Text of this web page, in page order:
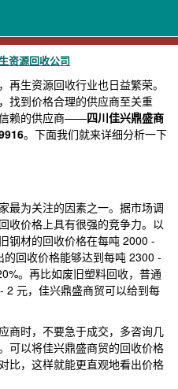
资源回收公司
生资源回收行业也日益繁荣。
找到价格合理的供应商至关重
信赖的供应商——四川佳兴鼎盛商
。下面我们就来详细分析一下
最为关注的因素之一。据市场调
收价格上具有很强的竞争力。以
钢材的回收价格在每吨 2000 -
回收价格能够达到每吨 2300 -
。再比如废旧塑料回收，普通
2 元，佳兴鼎盛商贸可以给到每
商时，不要急于成交，多咨询几
可以将佳兴鼎盛商贸的回收价格
比，这样就能更直观地看出价格